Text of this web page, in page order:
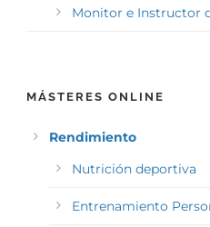
Monitor e Instructor
MÁSTERES ONLINE
Rendimiento
Nutrición deportiva
Entrenamiento